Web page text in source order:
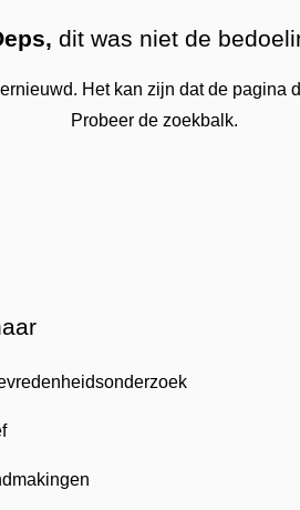
dit was niet de
Het kan zijn dat de pagina
Probeer de zoekbalk.